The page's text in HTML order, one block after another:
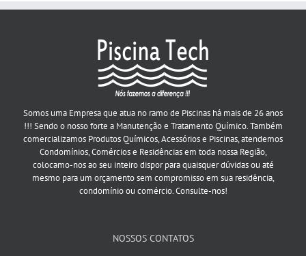
Somos uma Empresa que atua no ramo de Piscinas há mais de 26 anos
!!! Sendo o nosso forte a Manutenção e Tratamento Químico. Também
comercializamos Produtos Químicos, Acessórios e Piscinas, atendemos
Condomínios, Comércios e Residências em toda nossa Região,
colocamo-nos ao seu inteiro dispor para quaisquer dúvidas ou até
mesmo para um orçamento sem compromisso em sua residência,
condomínio ou comércio. Consulte-nos!
NOSSOS CONTATOS